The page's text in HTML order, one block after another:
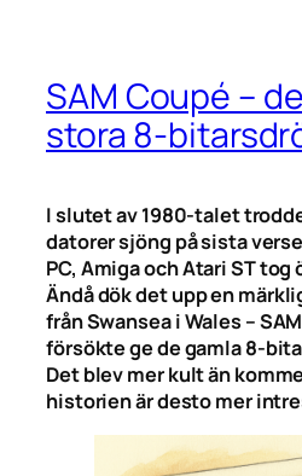
SAM Coupé –
stora 8-
I slutet av 1980-talet
datorer sjöng på sista
PC, Amiga och Atari ST
Ändå dök det upp en
från Swansea i Wales –
försökte ge de gamla 8-
Det blev mer kult än
historien är desto mer